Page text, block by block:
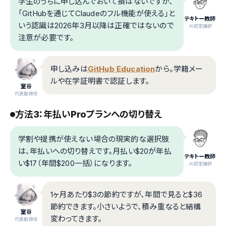
テキトー教師
.AI認定講師
「GitHubを通じてClaudeのフル機能が使える」と
いう認識は2026年3月以降は正確ではないので
注意が必要です。
室谷
代表取締役
申し込みはGitHub Educationから。学籍メー
ルや在学証明書で認証します。
方法3：年払いProプランへの切り替え
テキトー教師
.AI認定講師
学割や提携が使えない場合の現実的な選択肢
は、年払いへの切り替えです。月払い$20が年払
い$17（年間$200一括）になります。
室谷
代表取締役
1ヶ月あたり$3の節約ですが、年間で見ると$36
節約できます。小さいようで、積み重なると結構
変わってきます。